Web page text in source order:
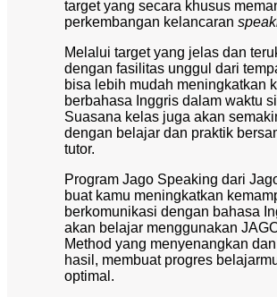
target yang secara khusus
perkembangan kelancaran
Melalui target yang jelas dan
dengan fasilitas unggul dari
bisa lebih mudah meningkatkan
berbahasa Inggris dalam waktu
Suasana kelas juga akan
dengan belajar dan praktik
tutor.
Program Jago Speaking dari
buat kamu meningkatkan
berkomunikasi dengan bahasa
akan belajar menggunakan
Method yang menyenangkan
hasil, membuat progres
optimal.